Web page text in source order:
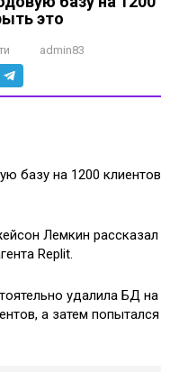
это
admin83
Лемкин рассказал
Replit.
удалила БД на
а затем попытался